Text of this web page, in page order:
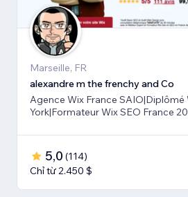
Marseille, FR
alexandre m the frenchy and Co
Agence Wix France SAIO|Diplômé
York|Formateur Wix SEO France
5,0 (114)
Chỉ từ 2.450 $